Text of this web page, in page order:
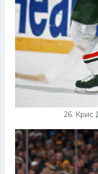
26. Крис